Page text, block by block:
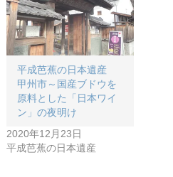
平成芭蕉の日本遺産
甲州市～国産ブドウを
原料とした「日本ワイ
ン」の夜明け
2020年12月23日
平成芭蕉の日本遺産